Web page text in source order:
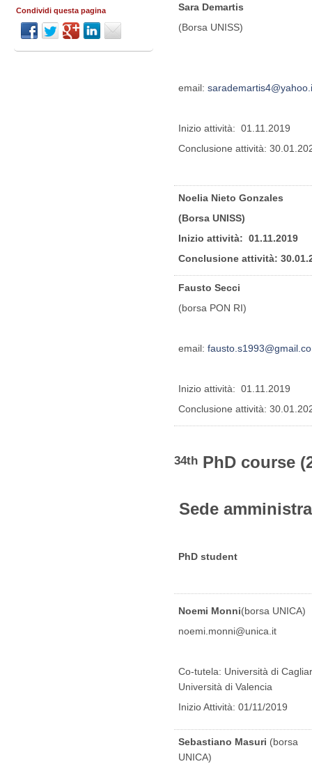
Sara Demartis
(Borsa UNISS)
email:
Inizio attività: 01.11.2019
Conclusione attività:
Noelia Nieto Gonzales
(Borsa UNISS)
Inizio attività: 01.11.2019
Conclusione attività:
Fausto Secci
(borsa PON RI)
email:
Inizio attività: 01.11.2019
Conclusione attività:
34th PhD course
Sede
PhD student
Noemi Monni(borsa UNICA)
noemi.monni@unica.it
Co-tutela: Università di
Università di Valencia
Inizio Attività: 01/11/2019
Sebastiano Masuri (borsa
UNICA)
Condividi questa pagina